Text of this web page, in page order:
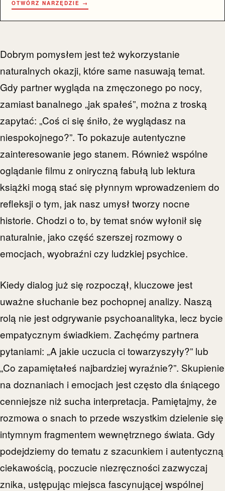
OTWÓRZ NARZĘDZIE →
Dobrym pomysłem jest też wykorzystanie
naturalnych okazji, które same nasuwają temat.
Gdy partner wygląda na zmęczonego po nocy,
zamiast banalnego „jak spałeś”, można z troską
zapytać: „Coś ci się śniło, że wyglądasz na
niespokojnego?”. To pokazuje autentyczne
zainteresowanie jego stanem. Również wspólne
oglądanie filmu z oniryczną fabułą lub lektura
książki mogą stać się płynnym wprowadzeniem do
refleksji o tym, jak nasz umysł tworzy nocne
historie. Chodzi o to, by temat snów wyłonił się
naturalnie, jako część szerszej rozmowy o
emocjach, wyobraźni czy ludzkiej psychice.
Kiedy dialog już się rozpoczął, kluczowe jest
uważne słuchanie bez pochopnej analizy. Naszą
rolą nie jest odgrywanie psychoanalityka, lecz bycie
empatycznym świadkiem. Zachęćmy partnera
pytaniami: „A jakie uczucia ci towarzyszyły?” lub
„Co zapamiętałeś najbardziej wyraźnie?”. Skupienie
na doznaniach i emocjach jest często dla śniącego
cenniejsze niż sucha interpretacja. Pamiętajmy, że
rozmowa o snach to przede wszystkim dzielenie się
intymnym fragmentem wewnętrznego świata. Gdy
podejdziemy do tematu z szacunkiem i autentyczną
ciekawością, poczucie niezręczności zazwyczaj
znika, ustępując miejsca fascynującej wspólnej